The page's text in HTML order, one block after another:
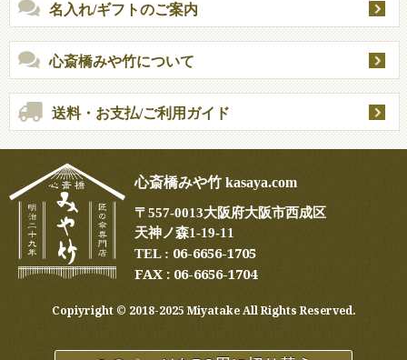
名入れ/ギフトのご案内
心斎橋みや竹について
送料・お支払/ご利用ガイド
心斎橋みや竹 kasaya.com
〒557-0013大阪府大阪市西成区
天神ノ森1-19-11
TEL : 06-6656-1705
FAX : 06-6656-1704
Copiyright ©︎ 2018-2025 Miyatake All Rights Reserved.